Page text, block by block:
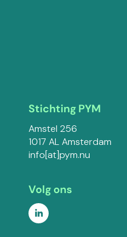
Stichting PYM
Amstel 256
1017 AL Amsterdam
info[at]pym.nu
Volg ons